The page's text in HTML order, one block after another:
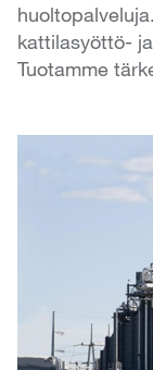
kattilasyöttö-
Tuotamme